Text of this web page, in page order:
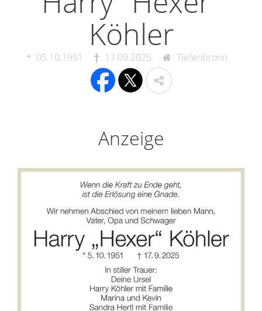
Köhler
05.10.1951 17.09.2025 Tiefenbronn
Anzeige